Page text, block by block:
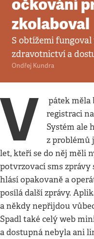
očkování
zkolaboval
S obtížemi
zdravotnictví a
Ondřej Kundra
V
pátek měla
registraci
Systém ale
z problémů
let, kteří se do něj měli
potvrzovací sms zprávy
hlásí opakovaně a
posílá další zprávy.
a někdy nepřijdou
Spadl také celý web
a dostupná nebyla ani